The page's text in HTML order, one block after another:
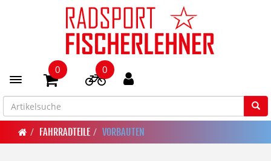
Toggle navigation
0 0
FAHRRADTEILE VORBAUTEN